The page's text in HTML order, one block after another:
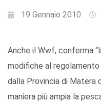
19 Gennaio 2010
Anche il Wwf, conferma
modifiche al
dalla Provincia di Matera
maniera più ampia la